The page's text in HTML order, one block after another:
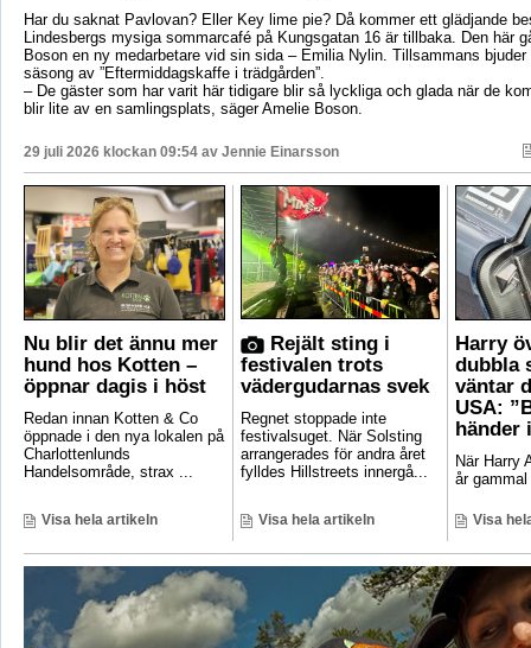
Har du saknat Pavlovan? Eller Key lime pie? Då kommer ett glädjande
Lindesbergs mysiga sommarcafé på Kungsgatan 16 är tillbaka. Den här
Boson en ny medarbetare vid sin sida – Emilia Nylin. Tillsammans
säsong av ”Eftermiddagskaffe i trädgården”.
– De gäster som har varit här tidigare blir så lyckliga och glada när de
blir lite av en samlingsplats, säger Amelie Boson.
29 juli 2026 klockan 09:54 av Jennie Einarsson
Nu blir det ännu mer
hund hos Kotten –
öppnar dagis i höst
Redan innan Kotten & Co
öppnade i den nya lokalen på
Charlottenlunds
Handelsområde, strax ...
Visa hela artikeln
Rejält sting i
festivalen trots
vädergudarnas svek
Regnet stoppade inte
festivalsuget. När Solsting
arrangerades för andra året
fylldes Hillstreets innergå...
Visa hela artikeln
Harry
dubbla
väntar
USA:
händer
När Harry
år
Visa